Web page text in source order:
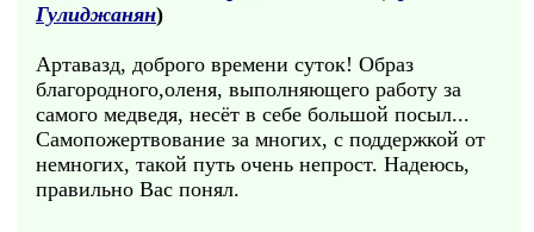
Гулиджанян)
Артавазд, доброго времени суток! Образ
благородного,оленя, выполняющего работу за
самого медведя, несёт в себе большой посыл...
Самопожертвование за многих, с поддержкой от
немногих, такой путь очень непрост. Надеюсь,
правильно Вас понял.